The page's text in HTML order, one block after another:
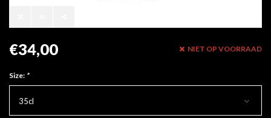
€34,00 NIET OP VOORRAAD
Size: *
35cl